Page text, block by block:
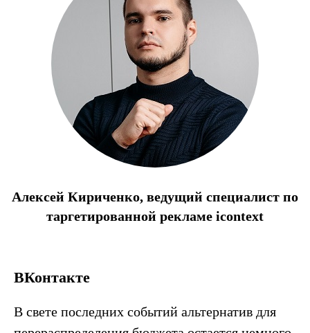
Алексей Кириченко, ведущий специалист по
таргетированной рекламе icontext
ВКонтакте
В свете последних событий альтернатив для